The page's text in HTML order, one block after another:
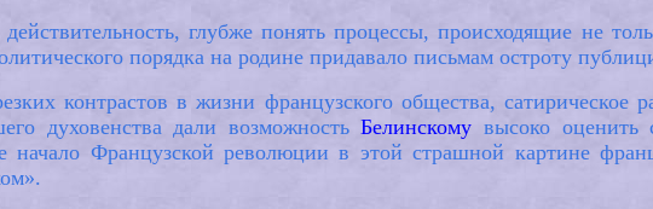
глубже понять процессы, происходящие не
порядка на родине придавало письмам остроту
контрастов в жизни французского общества, сатирическое
духовенства дали возможностьБелинскому высоко оценить
Французской революции в этой страшной картине